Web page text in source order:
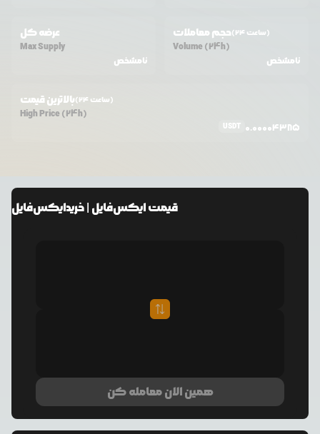
عرضه کل
Max Supply
نامشخص
حجم معاملات (24 ساعت)
Volume (24h)
نامشخص
بالاترین قیمت (24 ساعت)
High Price (24h)
USDT 0.00004385
قیمتایکس‌فایل | خریدایکس‌فایل
همین الان معامله کن